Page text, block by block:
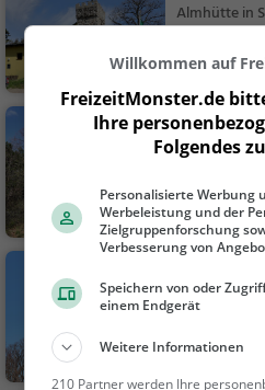
Almhütte in
i...
Sittnerwarte
Gießhübl,
ch
Gaaden,
h
Willkommen auf
FreizeitMonster.de
Ihre
Folgendes
Personalisierte Werbung
Werbeleistung und der
Zielgruppenforschung
Verbesserung von
Speichern von oder
einem Endgerät
Weitere Informationen
210 Partner werden Ihre